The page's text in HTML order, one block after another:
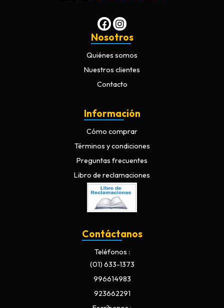
Nosotros
Quiénes somos
Nuestros clientes
Contacto
Información
Cómo comprar
Términos y condiciones
Preguntas frecuentes
Libro de reclamaciones
Contáctanos
Teléfonos
(01) 633-1373
996614983
923662291